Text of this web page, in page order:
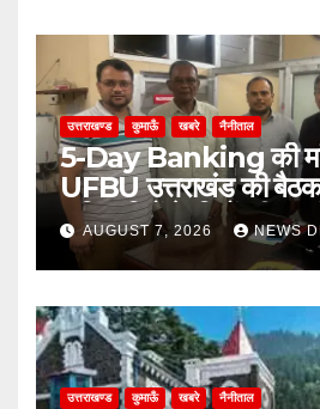
उत्तराखण्ड कुमाऊँ खबरे नैनीताल
5-Day Banking की
UFBU उत्तराखंड की
अधिकारियों के हितों की
AUGUST 7, 2026 NEWS
उत्तराखण्ड कुमाऊँ खबरे नैनीताल